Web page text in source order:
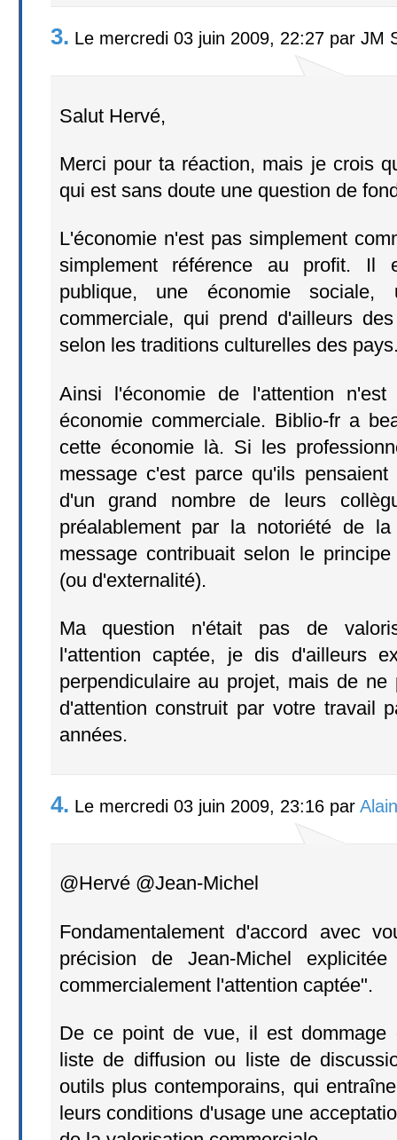
3. Le mercredi 03 juin 2009, 22:27 par JM
Salut Hervé,
Merci pour ta réaction, mais je crois
qui est sans doute une question de
L'économie n'est pas simplement
simplement référence au profit. Il
publique, une économie sociale,
commerciale, qui prend d'ailleurs
selon les traditions culturelles des
Ainsi l'économie de l'attention
économie commerciale. Biblio-fr a
cette économie là. Si les
message c'est parce qu'ils
d'un grand nombre de leurs
préalablement par la notoriété de
message contribuait selon le
(ou d'externalité).
Ma question n'était pas de
l'attention captée, je dis d'ailleurs
perpendiculaire au projet, mais de
d'attention construit par votre travail
années.
4. Le mercredi 03 juin 2009, 23:16 par
@Hervé @Jean-Michel
Fondamentalement d'accord avec
précision de Jean-Michel
commercialement l'attention captée".
De ce point de vue, il est dommage
liste de diffusion ou liste de
outils plus contemporains, qui
leurs conditions d'usage une